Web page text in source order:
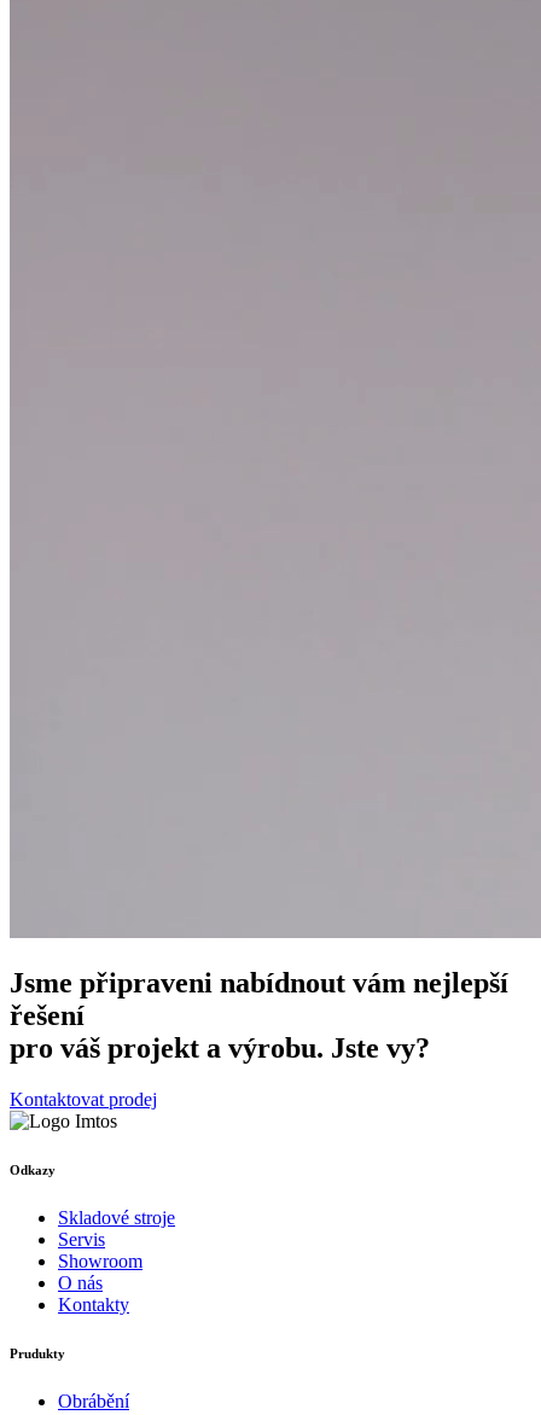
Jsme připraveni nabídnout vám nejlepší
řešení
pro váš projekt a výrobu. Jste vy?
Kontaktovat prodej
Odkazy
Skladové stroje
Servis
Showroom
O nás
Kontakty
Prudukty
Obrábění